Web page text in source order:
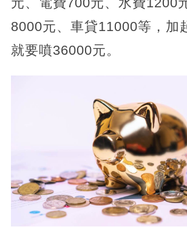
8000元、車貸11000等，加
就要噴36000元。